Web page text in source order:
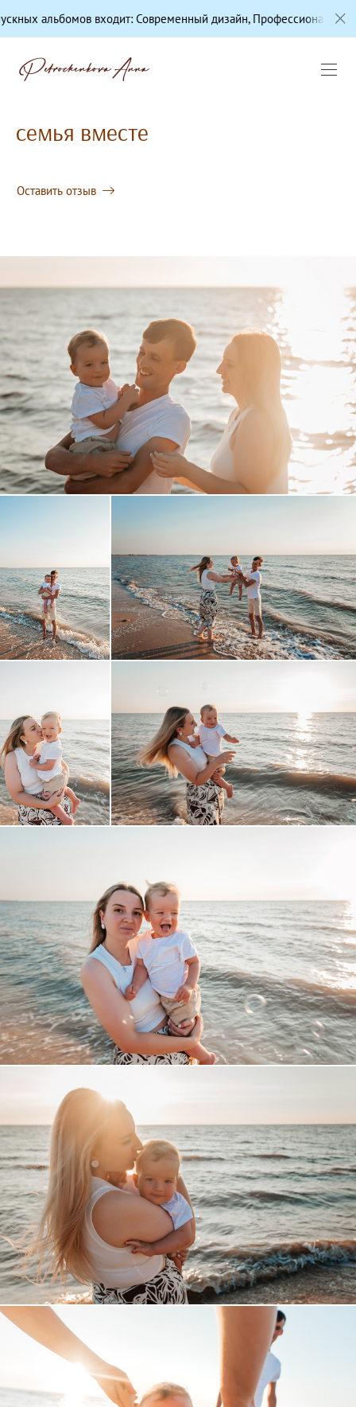
Современный дизайн, Профессиональная цветокоррекция,
семья вместе
Оставить отзыв